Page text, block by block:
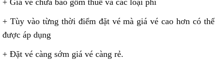
+ Giá vé chưa bao gồm thuế và các loại phí
+ Tùy vào từng thời điểm đặt vé mà giá vé cao hơn có thể
được áp dụng
+ Đặt vé càng sớm giá vé càng rẻ.